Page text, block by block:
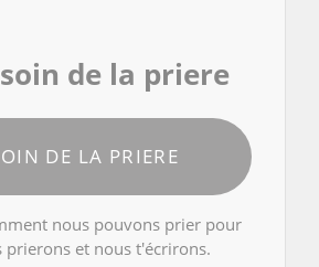
de la priere
DE LA PRIERE
nous pouvons prier pour
prierons et nous t'écrirons.